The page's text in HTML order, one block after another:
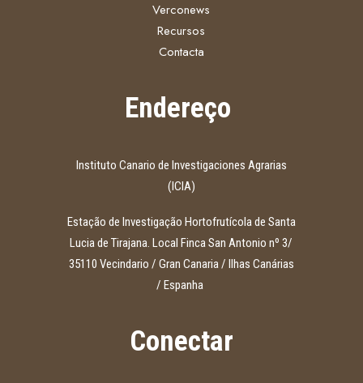
Verconews
Recursos
Contacta
Endereço
Instituto Canario de Investigaciones Agrarias
(ICIA)
Estação de Investigação Hortofrutícola de Santa
Lucia de Tirajana. Local Finca San Antonionº 3/
35110 Vecindario / Gran Canaria / Ilhas Canárias
/Espanha
Conectar